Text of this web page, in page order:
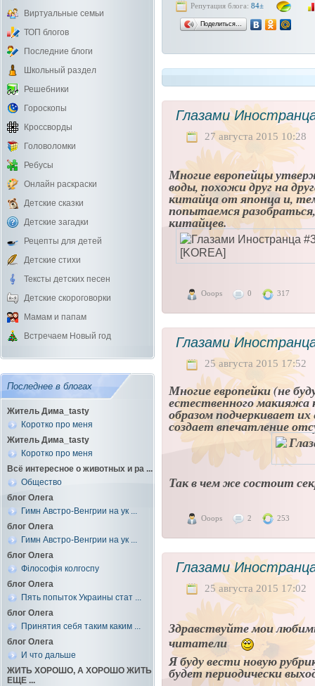
Виртуальные семьи
ТОП блогов
Последние блоги
Школьный раздел
Решебники
Гороскопы
Кроссворды
Головоломки
Ребусы
Онлайн раскраски
Детские сказки
Детские загадки
Рецепты для детей
Детские стихи
Тексты детских песен
Детские скороговорки
Мамам и папам
Встречаем Новый год
Последнее в блогах
Житель Дима_tasty
Коротко про меня
Житель Дима_tasty
Коротко про меня
Всё интересное о животных и ра ...
Общество
блог Олега
Гимн Австро-Венгрии на ук ...
блог Олега
Гимн Австро-Венгрии на ук ...
блог Олега
Філософія колгоспу
блог Олега
Пять попыток Украины стат ...
блог Олега
Принятия себя таким каким ...
блог Олега
И что дальше
ЖИТЬ ХОРОШО, А ХОРОШО ЖИТЬ
ЕЩЕ ...
Репутация блога: 84±
Поделиться…
Глазами
27 августа 2015 10:28
Многие европейцы
воды, похожи друг на
китайца от японца и,
попытаемся
китайцев.
Ooops 0 317
Глазами
25 августа 2015 17:52
Многие европейки (не
естественного макияжа
образом подчеркивает
создает впечатление
Так в чем же состоит
Ooops 2 253
Глазами
25 августа 2015 17:02
Здравствуйте мои
читатели
Я буду вести новую
будет периодически